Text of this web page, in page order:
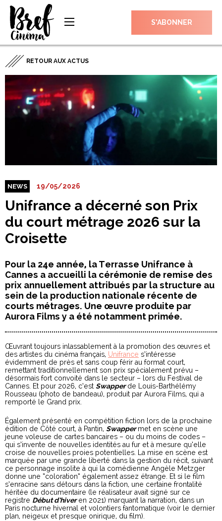
S’ABONNER
RETOUR AUX ACTUS
NEWS 19/05/2026
Unifrance a décerné son Prix
du court métrage 2026 sur la
Croisette
Pour la 24e année, la Terrasse Unifrance à
Cannes a accueilli la cérémonie de remise des
prix annuellement attribués par la structure au
sein de la production nationale récente de
courts métrages. Une œuvre produite par
Aurora Films y a été notamment primée.
Œuvrant toujours inlassablement à la promotion des œuvres et
des artistes du cinéma français, Unifrance s’intéresse
évidemment de près et sans coup férir au format court,
remettant traditionnellement son prix spécialement prévu –
désormais fort convoité dans le secteur – lors du Festival de
Cannes. Et pour 2026, c’est Swapperde Louis-Barthélémy
Rousseau (photo de bandeau), produit par Aurora Films, qui a
remporté le Grand prix.
Également présenté en compétition fiction lors de la prochaine
édition de Côté court, à Pantin, Swappermet en scène une
jeune voleuse de cartes bancaires – ou du moins de codes –
qui s’invente de nouvelles identités au fur et à mesure qu’elle
croise de nouvelles proies potentielles. La mise en scène est
marquée par une grande liberté dans la gestion du récit, suivant
ce personnage insolite à qui la comédienne Angèle Metzger
donne une “coloration” également assez étrange. Et si le film
s’enracine sans détours dans la fiction, une certaine frontalité
héritée du documentaire (le réalisateur avait signé sur ce
registre Début d’hiveren 2021) marquant la narration, dans un
Paris nocturne hivernal et volontiers fantomatique (voir le dernier
plan, neigeux et presque onirique, du film).